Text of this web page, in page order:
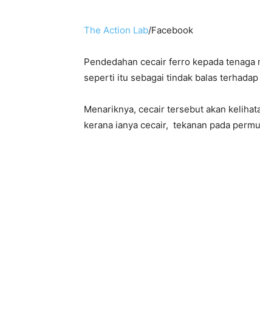
The Action Lab/Facebook
Pendedahan cecair ferro kepada
seperti itu sebagai tindak balas
Menariknya, cecair tersebut akan
kerana ianya cecair, tekanan pada